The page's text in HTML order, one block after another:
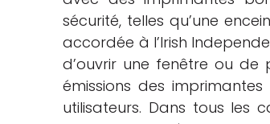
sécurité, telles qu’une
accordée à l’Irish
d’ouvrir une fenêtre ou
émissions des
utilisateurs. Dans tous les